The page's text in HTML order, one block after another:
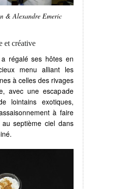
& Alexandre Emeric
et créative
régalé ses hôtes en
menu alliant les
à celles des rivages
avec une escapade
lointains exotiques,
à faire
septième ciel dans